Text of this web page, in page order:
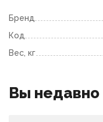
Бренд
Код
Вес, кг
Вы